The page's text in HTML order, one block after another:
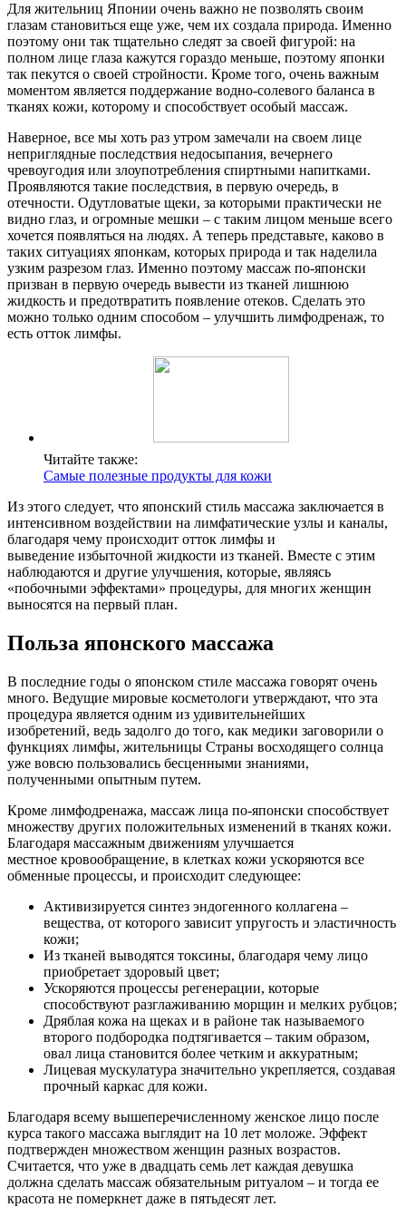
Для жительниц Японии очень важно не позволять своим
глазам становиться еще уже, чем их создала природа. Именно
поэтому они так тщательно следят за своей фигурой: на
полном лице глаза кажутся гораздо меньше, поэтому японки
так пекутся о своей стройности. Кроме того, очень важным
моментом является поддержание водно-солевого баланса в
тканях кожи, которому и способствует особый массаж.
Наверное, все мы хоть раз утром замечали на своем лице
неприглядные последствия недосыпания, вечернего
чревоугодия или злоупотребления спиртными напитками.
Проявляются такие последствия, в первую очередь, в
отечности. Одутловатые щеки, за которыми практически не
видно глаз, и огромные мешки – с таким лицом меньше всего
хочется появляться на людях. А теперь представьте, каково в
таких ситуациях японкам, которых природа и так наделила
узким разрезом глаз. Именно поэтому массаж по-японски
призван в первую очередь вывести из тканей лишнюю
жидкость и предотвратить появление отеков. Сделать это
можно только одним способом – улучшить лимфодренаж, то
есть отток лимфы.
Читайте также:
Самые полезные продукты для кожи
Из этого следует, что японский стиль массажа заключается в
интенсивном воздействии на лимфатические узлы и каналы,
благодаря чему происходит отток лимфы и
выведение избыточной жидкости из тканей. Вместе с этим
наблюдаются и другие улучшения, которые, являясь
«побочными эффектами» процедуры, для многих женщин
выносятся на первый план.
Польза японского массажа
В последние годы о японском стиле массажа говорят очень
много. Ведущие мировые косметологи утверждают, что эта
процедура является одним из удивительнейших
изобретений, ведь задолго до того, как медики заговорили о
функциях лимфы, жительницы Страны восходящего солнца
уже вовсю пользовались бесценными знаниями,
полученными опытным путем.
Кроме лимфодренажа, массаж лица по-японски способствует
множеству других положительных изменений в тканях кожи.
Благодаря массажным движениям улучшается
местное кровообращение, в клетках кожи ускоряются все
обменные процессы, и происходит следующее:
Активизируется синтез эндогенного коллагена –
вещества, от которого зависит упругость и эластичность
кожи;
Из тканей выводятся токсины, благодаря чему лицо
приобретает здоровый цвет;
Ускоряются процессы регенерации, которые
способствуют разглаживанию морщин и мелких рубцов;
Дряблая кожа на щеках и в районе так называемого
второго подбородка подтягивается – таким образом,
овал лица становится более четким и аккуратным;
Лицевая мускулатура значительно укрепляется, создавая
прочный каркас для кожи.
Благодаря всему вышеперечисленному женское лицо после
курса такого массажа выглядит на 10 лет моложе. Эффект
подтвержден множеством женщин разных возрастов.
Считается, что уже в двадцать семь лет каждая девушка
должна сделать массаж обязательным ритуалом – и тогда ее
красота не померкнет даже в пятьдесят лет.